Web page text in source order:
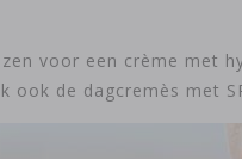
voor een crème
de dagcremès met